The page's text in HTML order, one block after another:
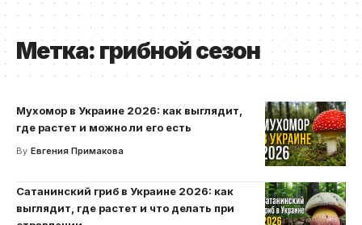
Метка: грибной сезон
Мухомор в Украине 2026: как выглядит,
где растет и можно ли его есть
By Евгения Примакова
Сатанинский гриб в Украине 2026: как
выглядит, где растет и что делать при